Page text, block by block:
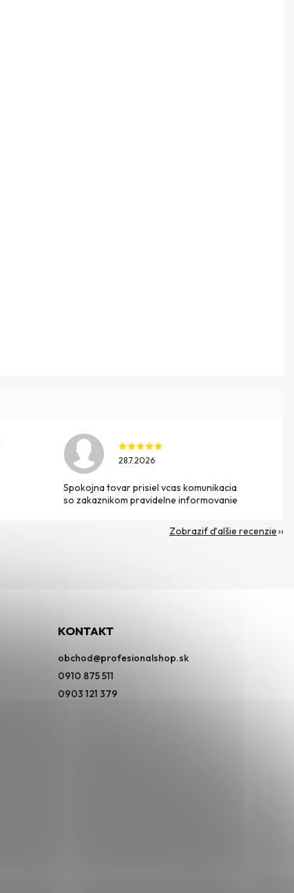
28.7.2026
Spokojna tovar prisiel vcas komunikacia
so zakaznikom pravidelne informovanie
Zobraziť ďalšie recenzie
KONTAKT
obchod@profesionalshop.sk
0910 875 511
0903 121 379